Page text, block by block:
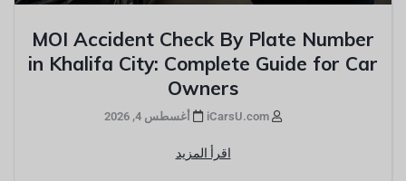
MOI Accident Check By Plate Number
in Khalifa City: Complete Guide for Car
Owners
أغسطس 4, 2026
اقرأ المزيد